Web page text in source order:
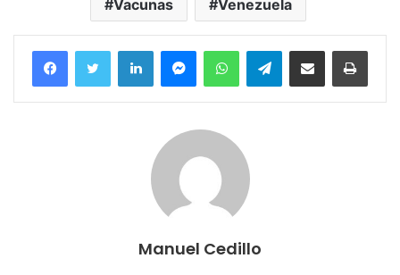
Vacunas Venezuela
FacebookTwitter LinkedInMessengerWhatsAppTelegramCompartir por correo electrónico
Manuel Cedillo